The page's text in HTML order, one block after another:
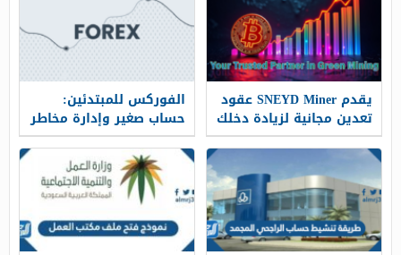
يقدم SNEYD Miner عقود
تعدين مجانية لزيادة دخلك
السلبي. انضم إلى SNEYD
الآن!
الفوركس للمبتدئين:
حساب صغير وإدارة مخاطر
رشيدة